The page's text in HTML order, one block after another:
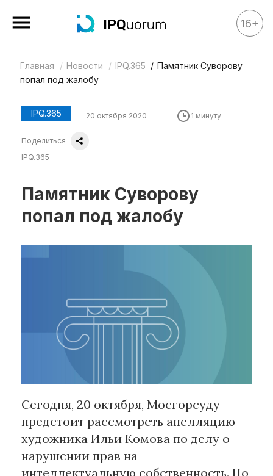
Все материалы
Аналитика
Legal review
События
IP Stories
Квиз
О нас
Интеллектуальная собственность
и креативные индустрии
Искусство
Дизайн и мода
Реклама и маркетинг
Архитектура и урбанистика
Медиа
16+
Главная Новости IPQ.365
Памятник Суворову
попал под жалобу
IPQ.365 20 октября 2020 1 минуту
Поделиться
IPQ.365
Памятник Суворову
попал под жалобу
Сегодня, 20 октября, Мосгорсуду
предстоит рассмотреть апелляцию
художника Ильи Комова по делу о
нарушении прав на
интеллектуальную собственность. По